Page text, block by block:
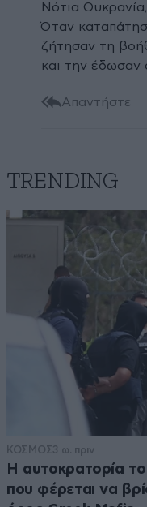
Νότια
Όταν
ζήτησαν τη
και την έδωσαν
Απαντήστε
TRENDING
ΚΟΣΜΟΣ3 ω. πριν
Η αυτοκρατορία
που φέρεται να